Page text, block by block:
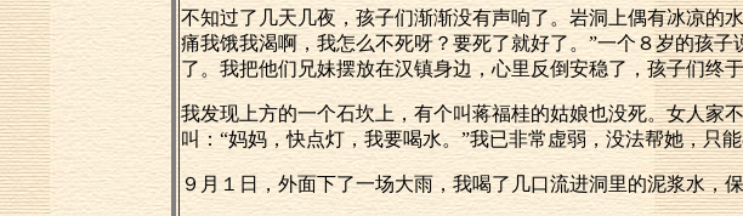
不知过了几天几夜，孩子们渐渐没有声响了。岩洞上偶有冰凉的
痛我饿我渴啊，我怎么不死呀？要死了就好了。”一个８岁的孩
了。我把他们兄妹摆放在汉镇身边，心里反倒安稳了，孩子们终
我发现上方的一个石坎上，有个叫蒋福桂的姑娘也没死。女人家
叫：“妈妈，快点灯，我要喝水。”我已非常虚弱，没法帮她，只
９月１日，外面下了一场大雨，我喝了几口流进洞里的泥浆水，